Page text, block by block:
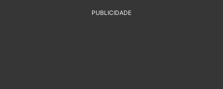
PUBLICIDADE